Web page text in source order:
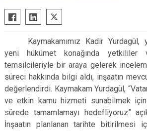
Hasanbeyli
Toprakkale
Kaymakamımız Kadir Yurdagül,
yeni hükümet konağında
temsilcileriyle bir araya gelerek
süreci hakkında bilgi aldı, inşaatın
değerlendirdi. Kaymakam Yurdagül,
ve etkin kamu hizmeti sunabilmek
sürede tamamlamayı hedefliyoruz”
İnşaatın planlanan tarihte bitirilmesi